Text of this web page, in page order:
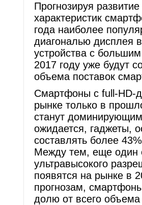
Прогнозируя
характеристик
года наиболее
диагональю дисплея
устройства с
2017 году уже будут
объема поставок
Смартфоны с full-HD-
рынке только в
станут
ожидается, гаджеты,
составлять более
Между тем, еще один
ультравысокого
появятся на рынке в
прогнозам,
долю от всего